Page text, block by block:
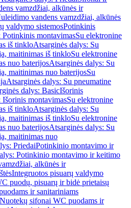
vamzdžiai, alkūnės ir
vandens vamzdžiai, alkūnės
valdymo sistemosPotinkinis
Potinkinis montavimasSu elektronine
iš tinkloAtsarginės dalys: Su
maitinimas iš tinkloSu elektronine
nuo baterijosAtsarginės dalys: Su
maitinimas nuo baterijosSu
Atsarginės dalys: Su pneumatine
dalys: BasicIšorinis
Išorinis montavimasSu elektronine
iš tinkloAtsarginės dalys: Su
maitinimas iš tinkloSu elektronine
nuo baterijosAtsarginės dalys: Su
maitinimas nuo
PriedaiPotinkinio montavimo ir
Potinkinio montavimo ir keitimo
alkūnės ir
Integruotos pisuarų valdymo
puodų, pisuarų ir bidė prietaisų
ir sanitariniams
sifonai WC puodams ir